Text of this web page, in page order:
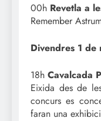
00h Revetla a
Remember
Divendres 1 de
18h Cavalcada
Eixida des de
concurs es
faran una